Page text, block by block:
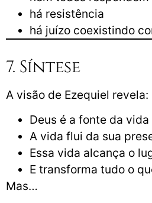
há resistência
há juízo coexistindo
7. Síntese
A visão de Ezequiel revela:
Deus é a fonte da vida
A vida flui da sua
Essa vida alcança o
E transforma tudo o
Mas…